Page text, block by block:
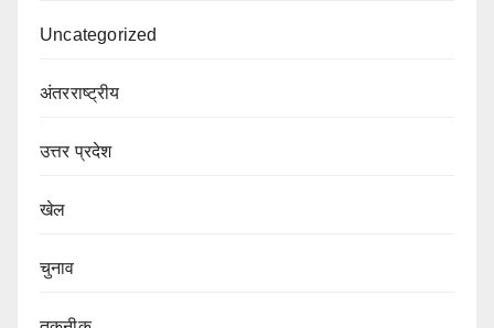
Uncategorized
अंतरराष्ट्रीय
उत्तर प्रदेश
खेल
चुनाव